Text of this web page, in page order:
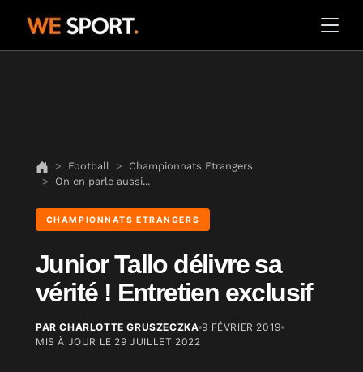
Football
Championnats Etrangers
On en parle aussi...
CHAMPIONNATS ETRANGERS
Junior Tallo délivre sa
vérité ! Entretien exclusif
PAR CHARLOTTE GRUSZECZKA 9 FÉVRIER 2019
MIS À JOUR LE 29 JUILLET 2022